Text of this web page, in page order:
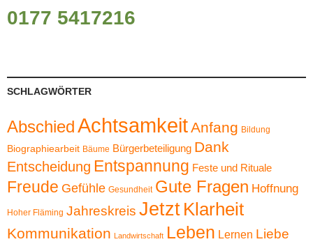
0177 5417216
SCHLAGWÖRTER
AbschiedAchtsamkeitAnfang Bildung
Biographiearbeit Bäume Bürgerbeteiligung Dank
Entscheidung Entspannung Feste und Rituale
Freude Gefühle Gesundheit Gute Fragen Hoffnung
Hoher Fläming Jahreskreis Jetzt Klarheit
Kommunikation Landwirtschaft Leben Lernen Liebe